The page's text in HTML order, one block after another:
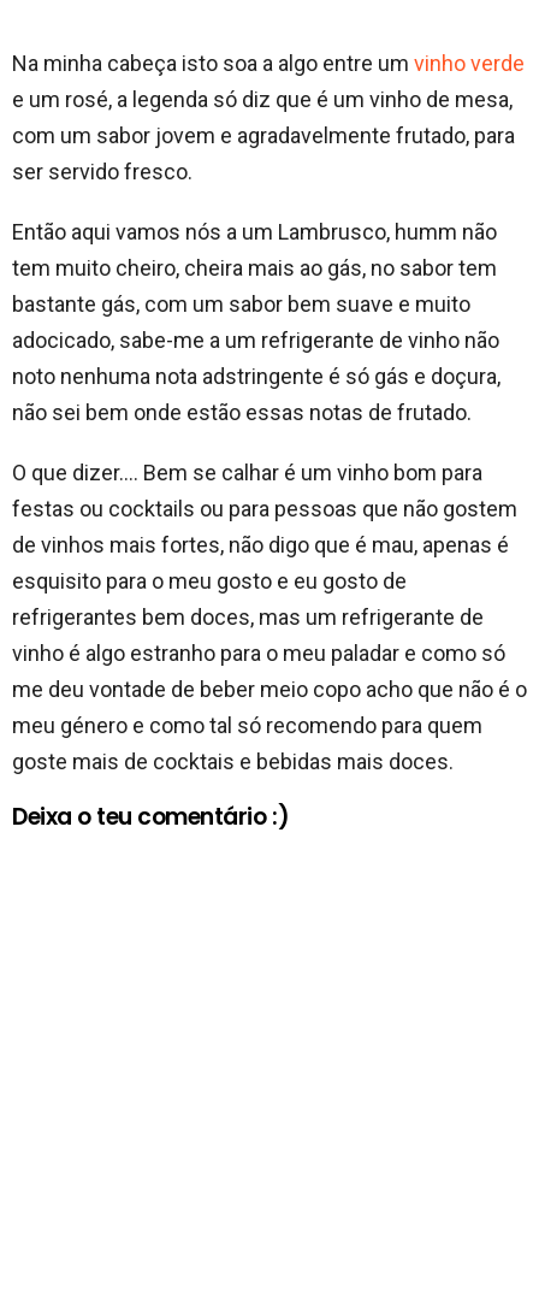
Na minha cabeça isto soa a algo entre um vinho verde
e um rosé, a legenda só diz que é um vinho de mesa,
com um sabor jovem e agradavelmente frutado, para
ser servido fresco.
Então aqui vamos nós a um Lambrusco, humm não
tem muito cheiro, cheira mais ao gás, no sabor tem
bastante gás, com um sabor bem suave e muito
adocicado, sabe-me a um refrigerante de vinho não
noto nenhuma nota adstringente é só gás e doçura,
não sei bem onde estão essas notas de frutado.
O que dizer…. Bem se calhar é um vinho bom para
festas ou cocktails ou para pessoas que não gostem
de vinhos mais fortes, não digo que é mau, apenas é
esquisito para o meu gosto e eu gosto de
refrigerantes bem doces, mas um refrigerante de
vinho é algo estranho para o meu paladar e como só
me deu vontade de beber meio copo acho que não é o
meu género e como tal só recomendo para quem
goste mais de cocktais e bebidas mais doces.
Deixa o teu comentário :)